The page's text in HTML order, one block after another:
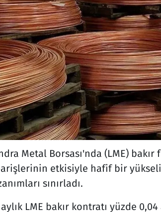
Metal Borsası'nda (LME)
etkisiyle hafif bir
sınırladı.
LME bakır kontratı yüzde